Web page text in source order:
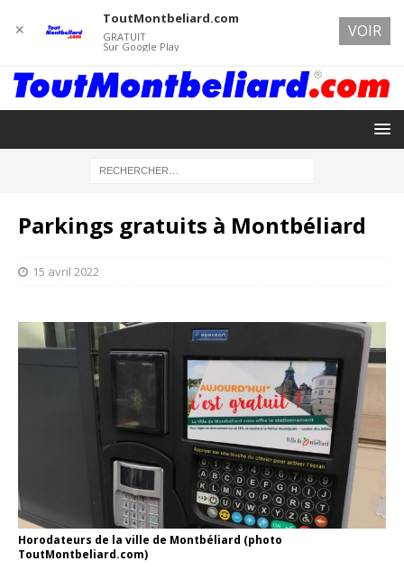
Parkings gratuits à Montbéliard
15 avril 2022
Horodateurs de la ville de Montbéliard (photo
ToutMontbeliard.com)
✕
ToutMontbeliard.com
GRATUIT
Sur Google Play
VOIR